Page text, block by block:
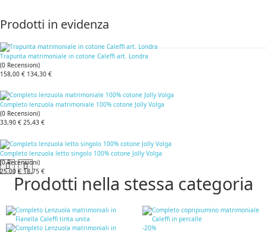
Prodotti in evidenza
Trapunta matrimoniale in cotone Caleffi art. Londra
(0 Recensioni)
158,00 € 134,30 €
Completo lenzuola matrimoniale 100% cotone Jolly Volga
(0 Recensioni)
33,90 € 25,43 €
Completo lenzuola letto singolo 100% cotone Jolly Volga
(0Recensioni)
25,00 € 18,75 €
Prodotti nella stessa categoria
-20%